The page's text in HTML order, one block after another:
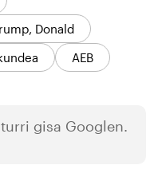
Donald
AEB
gisa Googlen.